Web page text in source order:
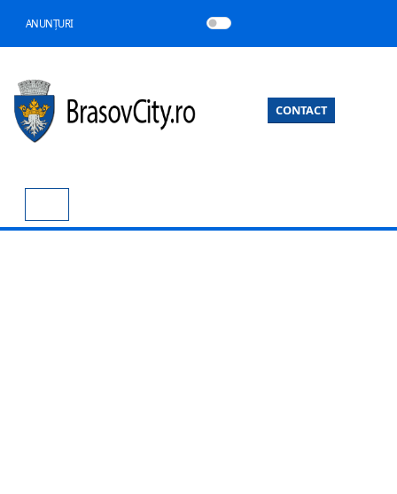
ANUNȚURI
CONTACT